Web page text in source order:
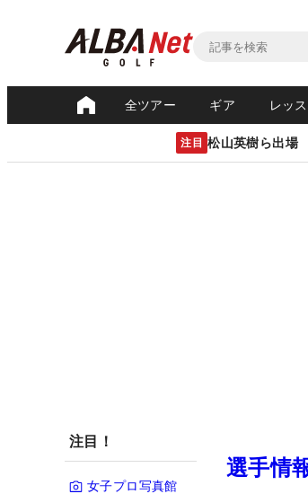
全ツアー ギア レッ
注目 松山英樹ら出場
注目！
女子プロ写真館
選手情